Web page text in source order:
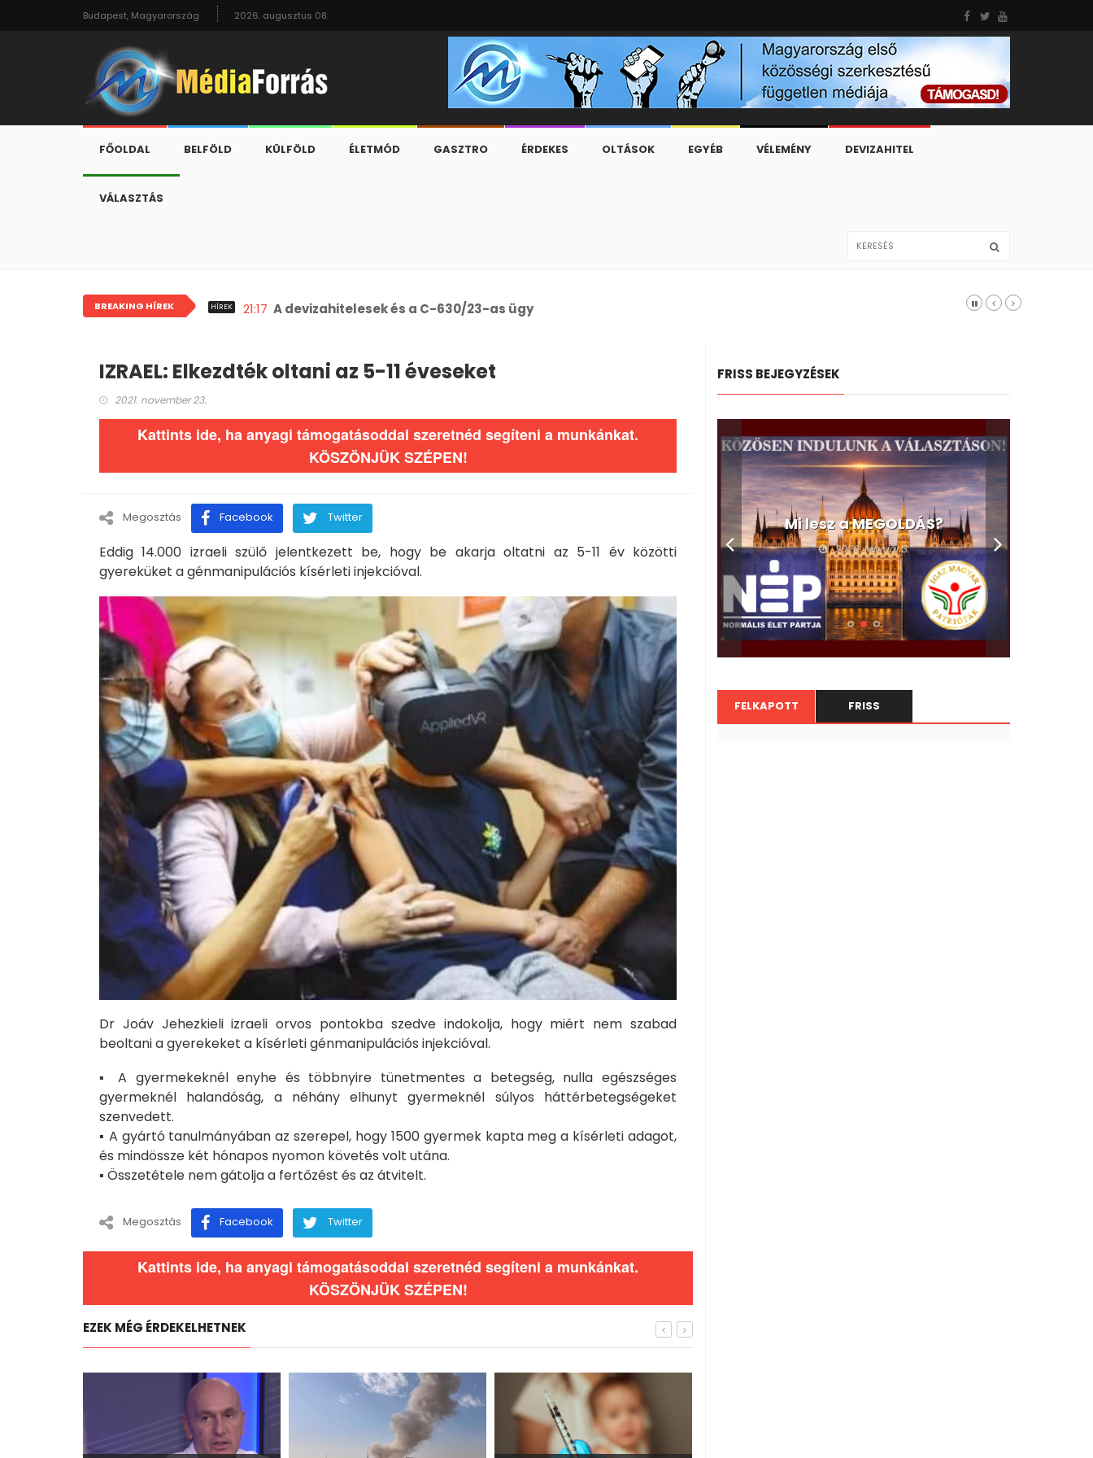
Budapest, Magyarország 2026. augusztus 08.
FŐOLDAL BELFÖLD KÜLFÖLD ÉLETMÓD GASZTRO ÉRDEKES OLTÁSOK EGYÉB VÉLEMÉNY DEVIZAHITEL
VÁLASZTÁS
BREAKING HÍREK HÍREK 21:17 A devizahitelesek és a C-630/23-as ügy
IZRAEL: Elkezdték oltani az 5-11 éveseket
2021. november 23.
Kattints ide, ha anyagi támogatásoddal szeretnéd segíteni a munkánkat.
KÖSZÖNJÜK SZÉPEN!
Megosztás Facebook Twitter
Eddig 14.000 izraeli szülő jelentkezett be, hogy be akarja oltatni az 5-11 év közötti
gyereküket a génmanipulációs kísérleti injekcióval.
Dr Joáv Jehezkieli izraeli orvos pontokba szedve indokolja, hogy miért nem szabad
beoltani a gyerekeket a kísérleti génmanipulációs injekcióval.
▪️ A gyermekeknél enyhe és többnyire tünetmentes a betegség, nulla egészséges
gyermeknél halandóság, a néhány elhunyt gyermeknél súlyos háttérbetegségeket
szenvedett.
▪️ A gyártó tanulmányában az szerepel, hogy 1500 gyermek kapta meg a kísérleti adagot,
és mindössze két hónapos nyomon követés volt utána.
▪️ Összetétele nem gátolja a fertőzést és az átvitelt.
Megosztás Facebook Twitter
Kattints ide, ha anyagi támogatásoddal szeretnéd segíteni a munkánkat.
KÖSZÖNJÜK SZÉPEN!
EZEK MÉG ÉRDEKELHETNEK
FRISS BEJEGYZÉSEK
Mi lesz a MEGOLDÁS?
2026. február 3.
FELKAPOTT FRISS